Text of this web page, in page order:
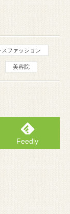
スファッション
美容院
Feedly